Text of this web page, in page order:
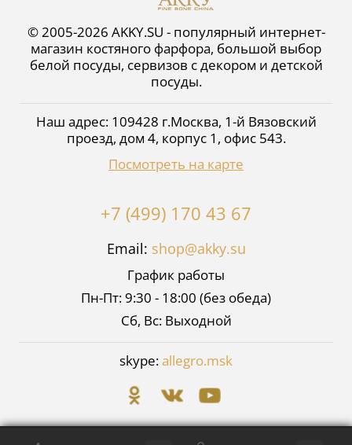
© 2005-2026 AKKY.SU - популярный интернет-
магазин костяного фарфора, большой выбор
белой посуды, сервизов с декором и детской
посуды.
Наш адрес: 109428 г.Москва, 1-й Вязовский
проезд, дом 4, корпус 1, офис 543.
Посмотреть на карте
+7 (499) 170 43 67
Email: shop@akky.su
График работы
Пн-Пт: 9:30 - 18:00 (без обеда)
Сб, Вс: Выходной
skype:allegro.msk